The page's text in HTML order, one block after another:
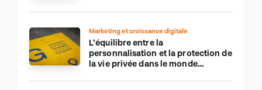
Marketing et croissance digitale
L’équilibre entre la
personnalisation et la protection de
la vie privée dans le monde